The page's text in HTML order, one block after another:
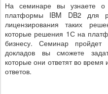
На семинаре вы узнаете о
платформы IBM DB2 для
лицензирования таких
которые решения 1С на
бизнесу. Семинар
докладов вы сможете
которые они ответят во время
ответов.